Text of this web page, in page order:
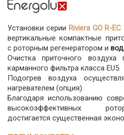
Установки серии Riviera GO R-EC
вертикальные компактные
с роторным регенератором и
Очистка приточного
карманного фильтра класса EU5.
Подогрев воздуха
нагревателем (опция).
Благодаря использованию
высокоэффективных
достигается существенная